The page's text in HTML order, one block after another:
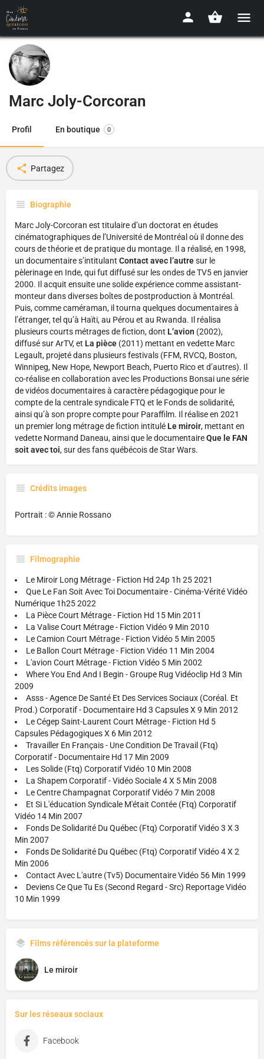
Marc Joly-Corcoran
Profil En boutique 0
Partagez
Biographie
Marc Joly-Corcoran est titulaire d’un doctorat en études
cinématographiques de l’Université de Montréal où il donne des
cours de théorie et de pratique du montage. Il a réalisé, en 1998,
un documentaire s’intitulant Contact avec l’autresur le
pèlerinage en Inde, qui fut diffusé sur les ondes de TV5 en janvier
2000. Il acquit ensuite une solide expérience comme assistant-
monteur dans diverses boîtes de postproduction à Montréal.
Puis, comme caméraman, il tourna quelques documentaires à
l’étranger, tel qu’à Haïti, au Pérou et au Rwanda. Il réalisa
plusieurs courts métrages de fiction, dont L’avion (2002),
diffusé sur ArTV, et La pièce (2011) mettant en vedette Marc
Legault, projeté dans plusieurs festivals (FFM, RVCQ, Boston,
Winnipeg, New Hope, Newport Beach, Puerto Rico et d’autres). Il
co-réalise en collaboration avec les Productions Bonsai une série
de vidéos documentaires à caractère pédagogique pour le
compte de la centrale syndicale FTQ et le Fonds de solidarité,
ainsi qu’à son propre compte pour Paraffilm. Il réalise en 2021
un premier long métrage de fiction intitulé Le miroir, mettant en
vedette Normand Daneau, ainsi que le documentaireQue le FAN
soit avec toi, sur des fans québécois de Star Wars.
Crédits images
Portrait : © Annie Rossano
Filmographie
Le Miroir Long Métrage - Fiction Hd 24p 1h 25 2021
Que Le Fan Soit Avec Toi Documentaire - Cinéma-Vérité Vidéo
Numérique 1h25 2022
La Pièce Court Métrage - Fiction Hd 15 Min 2011
La Valise Court Métrage - Fiction Vidéo 9 Min 2010
Le Camion Court Métrage - Fiction Vidéo 5 Min 2005
Le Ballon Court Métrage - Fiction Vidéo 11 Min 2004
L'avion Court Métrage - Fiction Vidéo 5 Min 2002
Where You End And I Begin - Groupe Rug Vidéoclip Hd 3 Min
2009
Asss - Agence De Santé Et Des Services Sociaux (Coréal. Et
Prod.) Corporatif - Documentaire Hd 3 Capsules X 9 Min 2012
Le Cégep Saint-Laurent Court Métrage - Fiction Hd 5
Capsules Pédagogiques X 6 Min 2012
Travailler En Français - Une Condition De Travail (Ftq)
Corporatif - Documentaire Hd 17 Min 2009
Les Solide (Ftq) Corporatif Vidéo 10 Min 2008
La Shapem Corporatif - Vidéo Sociale 4 X 5 Min 2008
Le Centre Champagnat Corporatif Vidéo 7 Min 2008
Et Si L'éducation Syndicale M'était Contée (Ftq) Corporatif
Vidéo 14 Min 2007
Fonds De Solidarité Du Québec (Ftq) Corporatif Vidéo 3 X 3
Min 2007
Fonds De Solidarité Du Québec (Ftq) Corporatif Vidéo 4 X 2
Min 2006
Contact Avec L'autre (Tv5) Documentaire Vidéo 56 Min 1999
Deviens Ce Que Tu Es (Second Regard - Src) Reportage Vidéo
10 Min 1999
Films référencés sur la plateforme
Le miroir
Sur les réseaux sociaux
Facebook